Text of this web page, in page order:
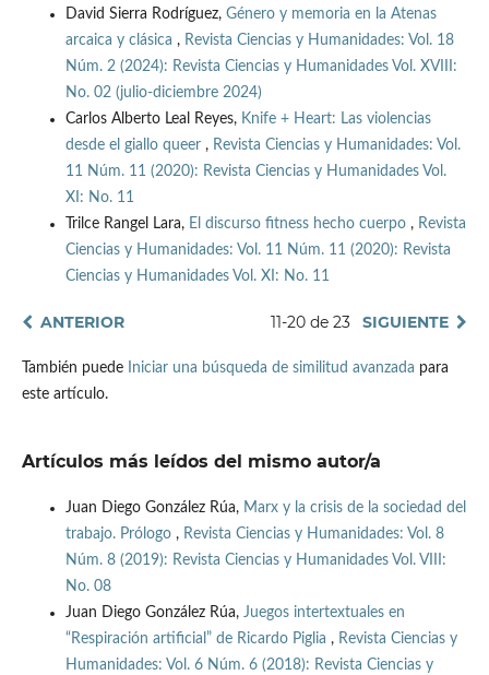
David Sierra Rodríguez, Género y memoria en la Atenas
arcaica y clásica , Revista Ciencias y Humanidades: Vol. 18
Núm. 2 (2024): Revista Ciencias y Humanidades Vol. XVIII:
No. 02 (julio-diciembre 2024)
Carlos Alberto Leal Reyes, Knife + Heart: Las violencias
desde el giallo queer , Revista Ciencias y Humanidades: Vol.
11 Núm. 11 (2020): Revista Ciencias y Humanidades Vol.
XI: No. 11
Trilce Rangel Lara, El discurso fitness hecho cuerpo , Revista
Ciencias y Humanidades: Vol. 11 Núm. 11 (2020): Revista
Ciencias y Humanidades Vol. XI: No. 11
ANTERIOR 11-20 de 23 SIGUIENTE
También puede Iniciar una búsqueda de similitud avanzada para
este artículo.
Artículos más leídos del mismo autor/a
Juan Diego González Rúa, Marx y la crisis de la sociedad del
trabajo. Prólogo , Revista Ciencias y Humanidades: Vol. 8
Núm. 8 (2019): Revista Ciencias y Humanidades Vol. VIII:
No. 08
Juan Diego González Rúa, Juegos intertextuales en
“Respiración artificial” de Ricardo Piglia , Revista Ciencias y
Humanidades: Vol. 6 Núm. 6 (2018): Revista Ciencias y